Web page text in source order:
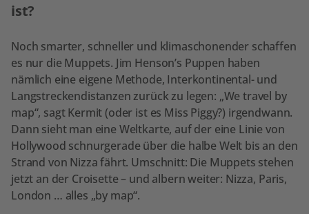
ist?
Noch smarter, schneller und klimaschonender schaffen
es nur die Muppets. Jim Henson’s Puppen haben
nämlich eine eigene Methode, Interkontinental- und
Langstreckendistanzen zurück zu legen: „We travel by
map“, sagt Kermit (oder ist es Miss Piggy?) irgendwann.
Dann sieht man eine Weltkarte, auf der eine Linie von
Hollywood schnurgerade über die halbe Welt bis an den
Strand von Nizza fährt. Umschnitt: Die Muppets stehen
jetzt an der Croisette – und albern weiter: Nizza, Paris,
London … alles „by map“.